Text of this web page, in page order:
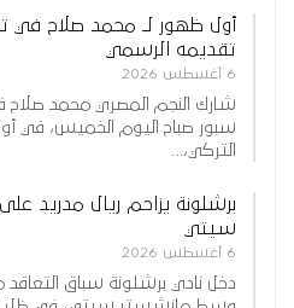
أول ظهور لـ محمد صلاح في
تقديمه الرسمي
6 أغسطس 2026
شارك النجم المصري محمد صلاح
سبور صباح اليوم الخميس، في
التركي،…
برشلونة يزاحم ريال مدريد
سيتي
6 أغسطس 2026
دخل نادي برشلونة سباق التعاقد